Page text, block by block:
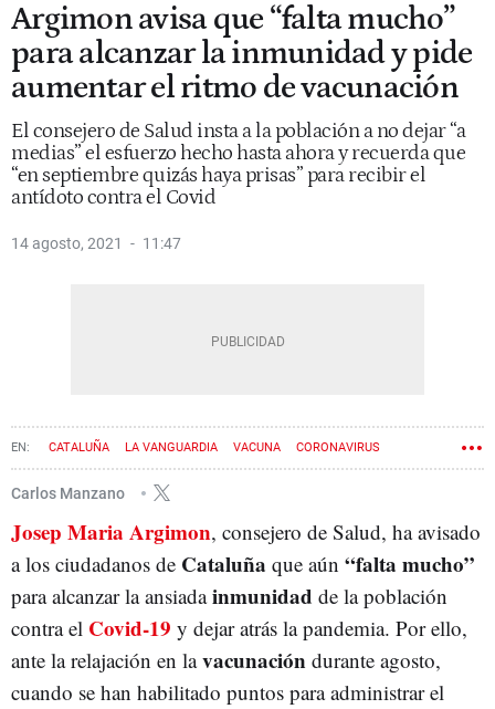
Argimon avisa que “falta mucho”
para alcanzar la inmunidad y pide
aumentar el ritmo de vacunación
El consejero de Salud insta a la población a no dejar “a
medias” el esfuerzo hecho hasta ahora y recuerda que
“en septiembre quizás haya prisas” para recibir el
antídoto contra el Covid
14 agosto, 2021 11:47
CATALUÑA LA VANGUARDIA VACUNA CORONAVIRUS
JOSEP MARIA ARGIMON
Carlos Manzano
Josep Maria Argimon, consejero de Salud, ha avisado
a los ciudadanos de Cataluña que aún “falta mucho”
para alcanzar la ansiadainmunidad de la población
contra el Covid-19 y dejar atrás la pandemia. Por ello,
ante la relajación en lavacunación durante agosto,
cuando se han habilitado puntos para administrar el